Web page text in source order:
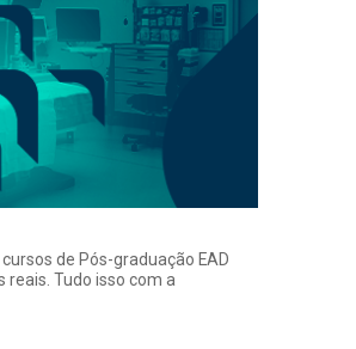
de Pós-graduação EAD
reais. Tudo isso com a